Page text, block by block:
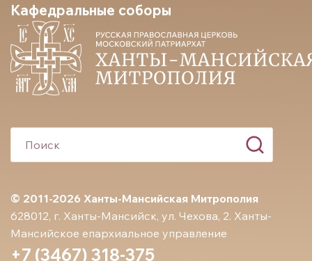
© 2011-2026 Ханты-Мансийская Митрополия
628012, г. Ханты-Мансийск, ул. Чехова, 2. Ханты-
Мансийское епархиальное управление
+7 (3467) 318-375
Кафедральные соборы